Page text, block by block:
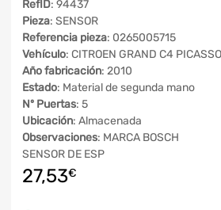
RefID: 94437
Pieza: SENSOR
Referencia pieza: 0265005715
Vehículo: CITROEN GRAND C4
Año fabricación: 2010
Estado: Material de segunda mano
Nº Puertas: 5
Ubicación: Almacenada
Observaciones: MARCA BOSCH
SENSOR DE ESP
27,53€